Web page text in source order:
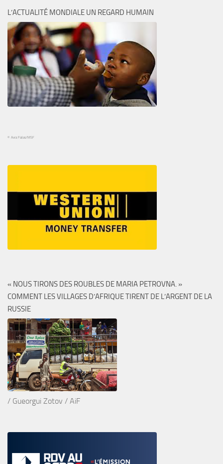
L’ACTUALITÉ MONDIALE UN REGARD HUMAIN
© Avra Fialas/MSF
« NOUS TIRONS DES ROUBLES DE MARIA PETROVNA. »
COMMENT LES VILLAGES D’AFRIQUE TIRENT DE L’ARGENT DE LA
RUSSIE
/ Gueorgui Zotov / AiF